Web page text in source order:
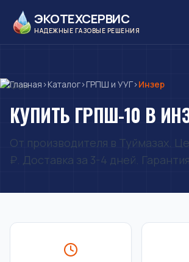
ЭКОТЕХСЕРВИС
НАДЕЖНЫЕ ГАЗОВЫЕ РЕШЕНИЯ
Главная ›Каталог›ГРПШ и УУГ›Инзер
КУПИТЬ ГРПШ-10 В
От производителя в Туймазах.
₽. Доставка за 3-4 дней.